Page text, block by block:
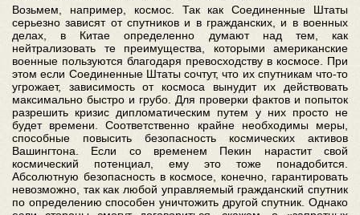
Возьмем, например, космос. Так как Соединенные Штаты
серьезно зависят от спутников и в гражданских, и в военных
делах, в Китае определенно думают над тем, как
нейтрализовать те преимущества, которыми американские
военные пользуются благодаря превосходству в космосе. При
этом если Соединенные Штаты сочтут, что их спутникам что-то
угрожает, зависимость от космоса вынудит их действовать
максимально быстро и грубо. Для проверки фактов и попыток
разрешить кризис дипломатическим путем у них просто не
будет времени. Соответственно крайне необходимы меры,
способные повысить безопасность космических активов
Вашингтона. Если со временем Пекин нарастит свой
космический потенциал, ему это тоже понадобится.
Абсолютную безопасность в космосе, конечно, гарантировать
невозможно, так как любой управляемый гражданский спутник
по определению способен уничтожить другой спутник. Однако